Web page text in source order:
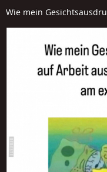
Wie mein